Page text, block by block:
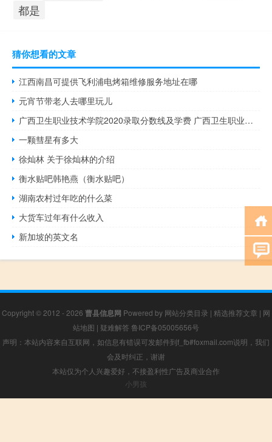
都是
猜你想看的文章
江西南昌可提供飞利浦电烤箱维修服务地址在哪
元宵节带老人去哪里玩儿
广西卫生职业技术学院2020录取分数线及学费 广西卫生职业技术学院
一颗彗星有多大
徐灿林 关于徐灿林的介绍
衡水贴吧韩艳燕（衡水贴吧）
湖南农村过年吃的什么菜
大货车过年有什么收入
新加坡的英文名
Copyright © 2012 - 2026 曹县信息网 Powered by 网站分类目录 | 精选推荐文章 | 网
站地图 | 疑难解答 鲁ICP备05005656号
声明：本站内容来自互联网，如信息有错误可发邮件到f_fb#foxmail.com说明，我们
会及时纠正，谢谢
本站仅为个人兴趣爱好，不接盈利性广告及商业合作
小男孩